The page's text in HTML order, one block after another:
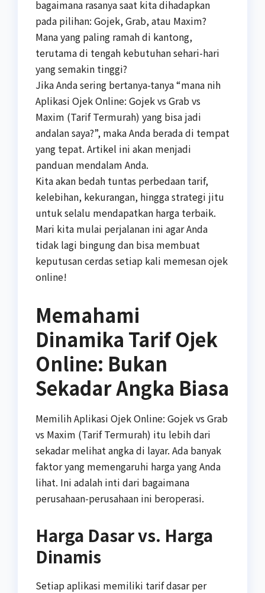
bagaimana rasanya saat kita dihadapkan
pada pilihan: Gojek, Grab, atau Maxim?
Mana yang paling ramah di kantong,
terutama di tengah kebutuhan sehari-hari
yang semakin tinggi?
Jika Anda sering bertanya-tanya “mana nih
Aplikasi Ojek Online: Gojek vs Grab vs
Maxim (Tarif Termurah) yang bisa jadi
andalan saya?”, maka Anda berada di tempat
yang tepat. Artikel ini akan menjadi
panduan mendalam Anda.
Kita akan bedah tuntas perbedaan tarif,
kelebihan, kekurangan, hingga strategi jitu
untuk selalu mendapatkan harga terbaik.
Mari kita mulai perjalanan ini agar Anda
tidak lagi bingung dan bisa membuat
keputusan cerdas setiap kali memesan ojek
online!
Memahami
Dinamika Tarif Ojek
Online: Bukan
Sekadar Angka Biasa
Memilih Aplikasi Ojek Online: Gojek vs Grab
vs Maxim (Tarif Termurah) itu lebih dari
sekadar melihat angka di layar. Ada banyak
faktor yang memengaruhi harga yang Anda
lihat. Ini adalah inti dari bagaimana
perusahaan-perusahaan ini beroperasi.
Harga Dasar vs. Harga
Dinamis
Setiap aplikasi memiliki tarif dasar per